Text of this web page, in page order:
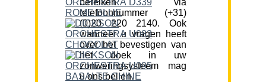
telefoonnummer (+31)
(0)20 220 2140. Ook
wanneer u vragen heeft
over het bevestigen van
het doek in uw
zonweringsysteem mag
u ons bellen.